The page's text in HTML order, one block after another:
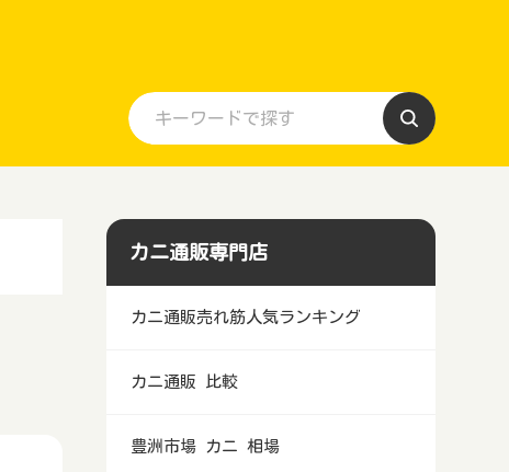
カニ通販専門店
カニ通販売れ筋人気ランキング
カニ通販 比較
豊洲市場 カニ 相場